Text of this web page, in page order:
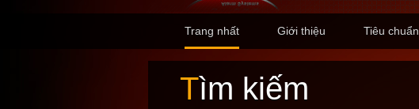
Trang nhất Giới thiệu Tiêu chuẩn
Tìm kiếm